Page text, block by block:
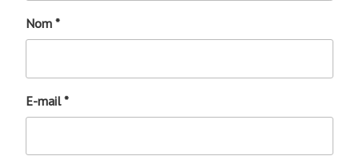
Nom *
E-mail*